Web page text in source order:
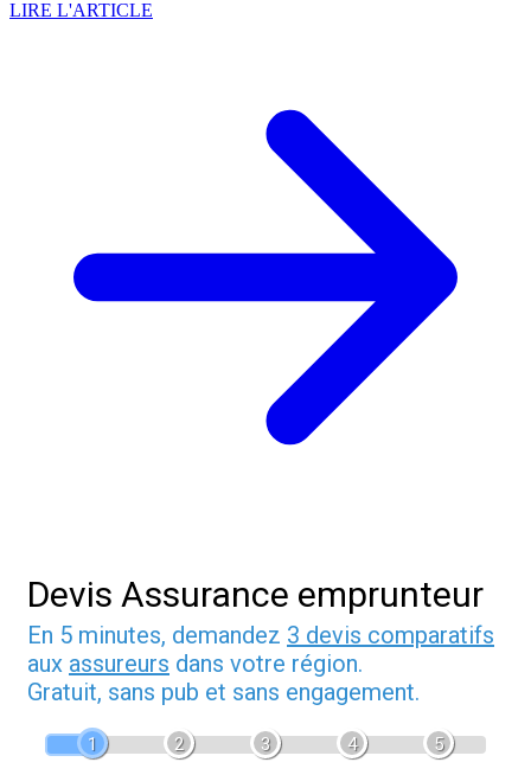
LIRE L'ARTICLE
Devis Assurance emprunteur
En 5 minutes, demandez 3 devis comparatifs
aux assureurs dans votre région.
Gratuit, sans pub et sans engagement.
1 2 3 4 5